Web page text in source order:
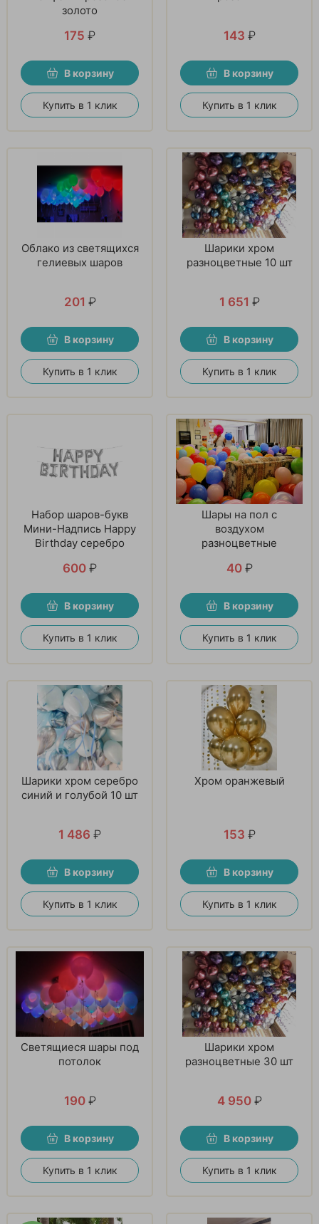
золото
175 ₽
В корзину
Купить в 1 клик
143 ₽
В корзину
Купить в 1 клик
Облако из светящихся
гелиевых шаров
201 ₽
В корзину
Купить в 1 клик
Шарики хром
разноцветные 10 шт
1 651 ₽
В корзину
Купить в 1 клик
Набор шаров-букв
Мини-Надпись Happy
Birthday серебро
600 ₽
В корзину
Купить в 1 клик
Шары на пол с
воздухом
разноцветные
40 ₽
В корзину
Купить в 1 клик
Шарики хром серебро
синий и голубой 10 шт
1 486 ₽
В корзину
Купить в 1 клик
Хром оранжевый
153 ₽
В корзину
Купить в 1 клик
Светящиеся шары под
потолок
190 ₽
В корзину
Купить в 1 клик
Шарики хром
разноцветные 30 шт
4 950 ₽
В корзину
Купить в 1 клик